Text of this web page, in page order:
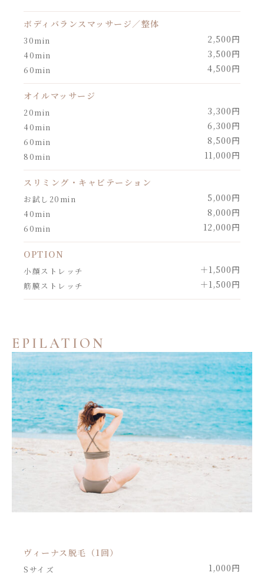
ボディバランスマッサージ／整体
30min 2,500円
40min 3,500円
60min 4,500円
オイルマッサージ
20min 3,300円
40min 6,300円
60min 8,500円
80min 11,000円
スリミング・キャビテーション
お試し20min 5,000円
40min 8,000円
60min 12,000円
OPTION
小顔ストレッチ ＋1,500円
筋膜ストレッチ ＋1,500円
EPILATION
ヴィーナス脱毛（1回）
Sサイズ 1,000円